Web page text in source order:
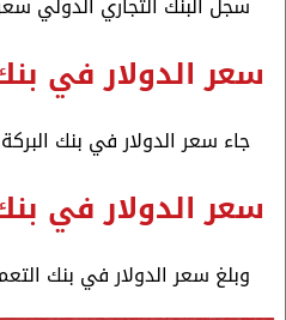
سعر الدولار في
جاء سعر الدولار في بنك البركة عند نحو 52.00 جنيه
سعر الدولار في
وبلغ سعر الدولار في بنك التعمير والإسكان نحو